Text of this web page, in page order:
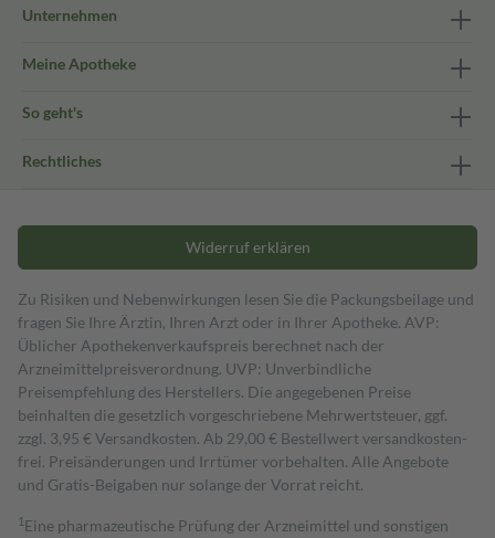
Unternehmen
Meine Apotheke
So geht's
Rechtliches
Widerruf erklären
Zu Risiken und Nebenwirkungen lesen Sie die Packungsbeilage und
fragen Sie Ihre Ärztin, Ihren Arzt oder in Ihrer Apotheke. AVP:
Üblicher Apothekenverkaufspreis berechnet nach der
Arzneimittelpreisverordnung. UVP: Unverbindliche
Preisempfehlung des Herstellers. Die angegebenen Preise
beinhalten die gesetzlich vorgeschriebene Mehrwertsteuer, ggf.
zzgl. 3,95 € Versandkosten. Ab 29,00 € Bestell­wert versand­kosten­
frei. Preisänderungen und Irrtümer vorbehalten. Alle Angebote
und Gratis-Beigaben nur solange der Vorrat reicht.
1 Eine pharmazeutische Prüfung der Arzneimittel und sonstigen